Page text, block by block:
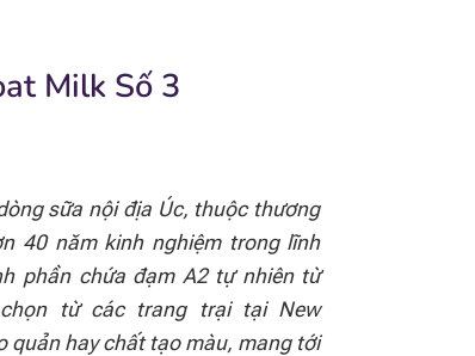
Milk Số 3
sữa nội địa Úc, thuộc thương
40 năm kinh nghiệm trong lĩnh
phần chứa đạm A2 tự nhiên từ
từ các trang trại tại New
quản hay chất tạo màu, mang tới